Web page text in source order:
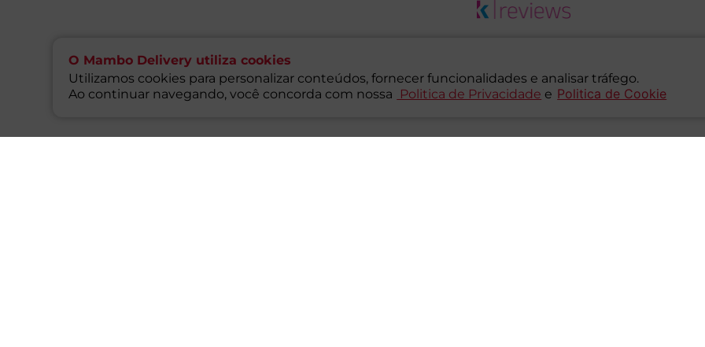
O Mambo Delivery utiliza cookies
Utilizamos cookies para personalizar conteúdos, fornecer funcionalidades e analisar tráfego.
Ao continuar navegando, você concorda com nossa
Politica de Privacidade e Politica de Cookie